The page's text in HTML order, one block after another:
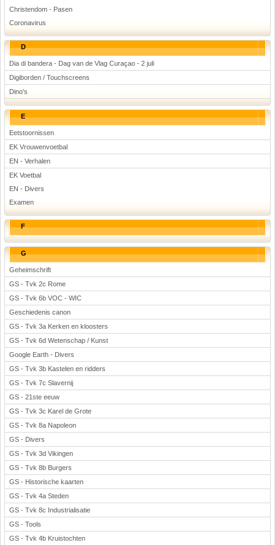
Christendom - Pasen
Coronavirus
D
Dia di bandera - Dag van de Vlag Curaçao - 2 juli
Digiborden / Touchscreens
Dino's
E
Eetstoornissen
EK Vrouwenvoetbal
EN - Verhalen
EK Voetbal
EN - Divers
Examen
F
G
Geheimschrift
GS - Tvk 2c Rome
GS - Tvk 6b VOC - WIC
Geschiedenis canon
GS - Tvk 3a Kerken en kloosters
GS - Tvk 6d Wetenschap / Kunst
Google Earth - Divers
GS - Tvk 3b Kastelen en ridders
GS - Tvk 7c Slavernij
GS - 21ste eeuw
GS - Tvk 3c Karel de Grote
GS - Tvk 8a Napoleon
GS - Divers
GS - Tvk 3d Vikingen
GS - Tvk 8b Burgers
GS - Historische kaarten
GS - Tvk 4a Steden
GS - Tvk 8c Industrialisatie
GS - Tools
GS - Tvk 4b Kruistochten